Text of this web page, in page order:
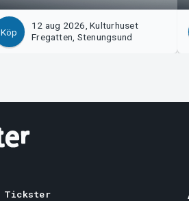
Köp
12 aug 2026, Kulturhuset
Fregatten, Stenungsund
Tickster